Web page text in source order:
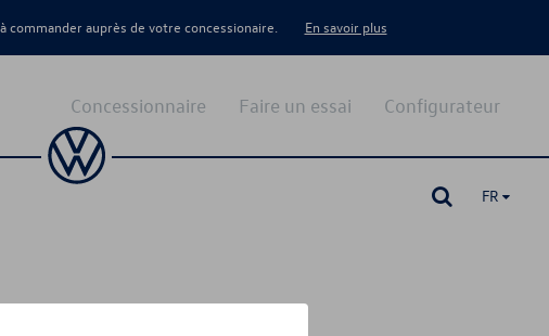
auprès de votre concessionaire. En savoir plus
Configurateur
Faire un essai
Concessionnaire
FR